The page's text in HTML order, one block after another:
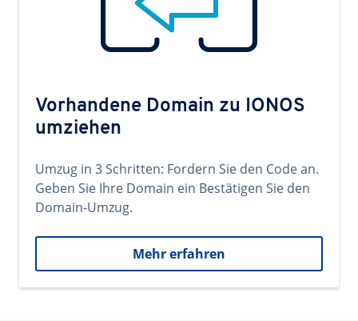
Vorhandene Domain zu IONOS
umziehen
Umzug in 3 Schritten: Fordern Sie den Code an.
Geben Sie Ihre Domain ein Bestätigen Sie den
Domain-Umzug.
Mehr erfahren